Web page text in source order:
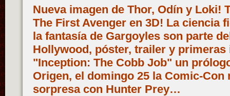
Nueva imagen de Thor, Odín y Loki!
The First Avenger en 3D! La ciencia
la fantasía de Gargoyles son parte
Hollywood, póster, trailer y primeras
"Inception: The Cobb Job" un
Origen, el domingo 25 la Comic-Con
sorpresa con Hunter Prey…